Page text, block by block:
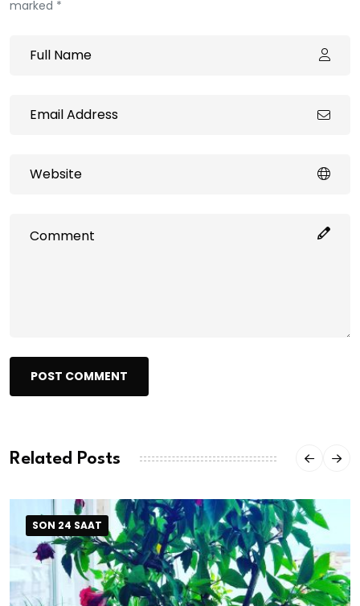
marked *
POST COMMENT
Related Posts
SON 24 SAAT